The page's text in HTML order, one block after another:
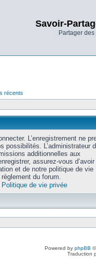
Savoir-
Partager
récents
L’enregistrement ne
possibilités. L’administrateur
additionnelles aux
assurez-vous
et de notre politique de vie
du forum.
Politique de vie privée
Powered by phpBB
Traduction